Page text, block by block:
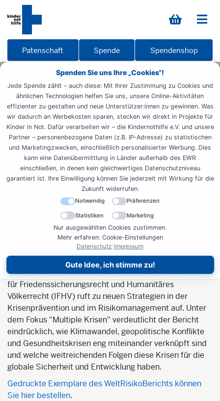
Spenden Sie uns Ihre „Cookies“!
Jede Spende zählt – auch diese: Mit Ihrer Zustimmung zu Cookies und
ähnlichen Technologien helfen Sie uns, unsere Online-Aktivitäten
effizienter zu gestalten und neue Unterstützer:innen zu gewinnen. Was
wir dadurch an Werbekosten sparen, stecken wir direkt in Projekte für
Kinder in Not. Dafür verarbeiten wir – die Kindernothilfe e.V. und unsere
Partner – personenbezogene Daten (z.B. IP-Adresse) zu statistischen
und Marketingzwecken, einschließlich personalisierter Werbung. Dies
kann eine Datenübermittlung in Länder außerhalb des EWR
einschließen, in denen kein gleichwertiges Datenschutzniveau
garantiert ist. Ihre Einwilligung können Sie jederzeit mit Wirkung für die
Zukunft widerrufen.
Notwendig Präferenzen
Statistiken Marketing
Nur ausgewählten Cookies zustimmen.
Mehr erfahren: Cookie-Einstellungen
Datenschutz Impressum
Gute Idee, ich stimme zu!
Patenschaft Spende Spendenshop
Startseite Informieren Materialien
Übersicht
Publikationen
Weltrisikobericht 2024
Fachpublikationen Spendende
Lehrer
Schüler
Ehrenamtliche Studenten
WeltRisikoBericht 2024:
Schwerpunkt Multiple
Extremwetterereignisse, Kriege und neue
Gesundheitsbedrohungen wie Polio und Mpox: Globale
Krisen sind allgegenwertig und überfordern zunehmend
internationale Hilfssysteme. Der WeltRisikoBericht 2024
von Bündnis Entwicklung Hilft (BEH) und dem Institut
für Friedenssicherungsrecht und Humanitäres
Völkerrecht (IFHV) ruft zu neuen Strategien in der
Krisenprävention und im Risikomanagement auf. Unter
dem Fokus "Multiple Krisen" verdeutlicht der Bericht
eindrücklich, wie Klimawandel, geopolitische Konflikte
und Gesundheitskrisen eng miteinander verknüpft sind
und welche weitreichenden Folgen diese Krisen für die
globale Sicherheit und Entwicklung haben.
Gedruckte Exemplare des WeltRisikoBerichts können
Sie hier bestellen.